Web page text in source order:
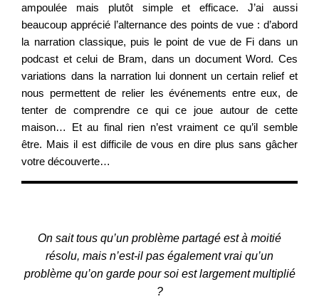
ampoulée mais plutôt simple et efficace. J’ai aussi
beaucoup apprécié l’alternance des points de vue : d’abord
la narration classique, puis le point de vue de Fi dans un
podcast et celui de Bram, dans un document Word. Ces
variations dans la narration lui donnent un certain relief et
nous permettent de relier les événements entre eux, de
tenter de comprendre ce qui ce joue autour de cette
maison… Et au final rien n’est vraiment ce qu’il semble
être. Mais il est difficile de vous en dire plus sans gâcher
votre découverte…
On sait tous qu’un problème partagé est à moitié
résolu, mais n’est-il pas également vrai qu’un
problème qu’on garde pour soi est largement multiplié
?